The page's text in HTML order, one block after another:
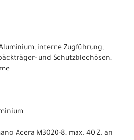
interne Zugführung,
und Schutzblechösen,
Acera M3020-8, max. 40 Z. an